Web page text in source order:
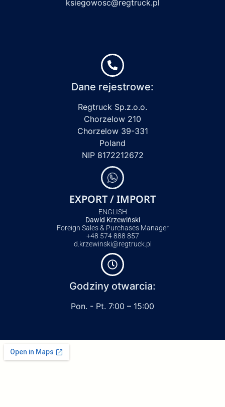
ksiegowosc@regtruck.pl
Dane rejestrowe:
Regtruck Sp.z.o.o.
Chorzelow 210
Chorzelow 39-331
Poland
NIP 8172212672
EXPORT / IMPORT
ENGLISH
Dawid Krzewiński
Foreign Sales & Purchases Manager
+48 574 888 857
d.krzewinski@regtruck.pl
Godziny otwarcia:
Pon. - Pt. 7:00 – 15:00